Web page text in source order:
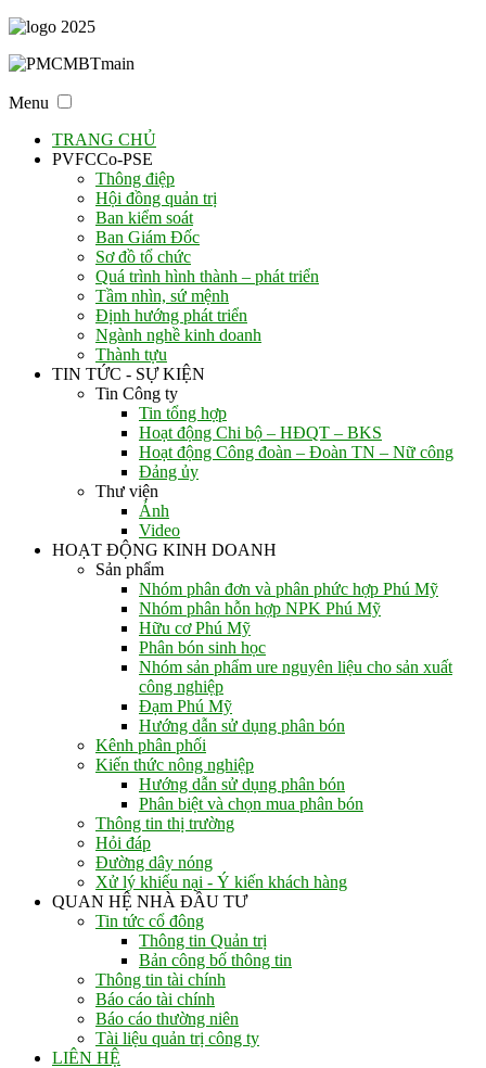
Menu
TRANG CHỦ
PVFCCo-PSE
Thông điệp
Hội đồng quản trị
Ban kiểm soát
Ban Giám Đốc
Sơ đồ tổ chức
Quá trình hình thành – phát triển
Tầm nhìn, sứ mệnh
Định hướng phát triển
Ngành nghề kinh doanh
Thành tựu
TIN TỨC - SỰ KIỆN
Tin Công ty
Tin tổng hợp
Hoạt động Chi bộ – HĐQT – BKS
Hoạt động Công đoàn – Đoàn TN – Nữ công
Đảng ủy
Thư viện
Ảnh
Video
HOẠT ĐỘNG KINH DOANH
Sản phẩm
Nhóm phân đơn và phân phức hợp Phú Mỹ
Nhóm phân hỗn hợp NPK Phú Mỹ
Hữu cơ Phú Mỹ
Phân bón sinh học
Nhóm sản phẩm ure nguyên liệu cho sản xuất
công nghiệp
Đạm Phú Mỹ
Hướng dẫn sử dụng phân bón
Kênh phân phối
Kiến thức nông nghiệp
Hướng dẫn sử dụng phân bón
Phân biệt và chọn mua phân bón
Thông tin thị trường
Hỏi đáp
Đường dây nóng
Xử lý khiếu nại - Ý kiến khách hàng
QUAN HỆ NHÀ ĐẦU TƯ
Tin tức cổ đông
Thông tin Quản trị
Bản công bố thông tin
Thông tin tài chính
Báo cáo tài chính
Báo cáo thường niên
Tài liệu quản trị công ty
LIÊN HỆ